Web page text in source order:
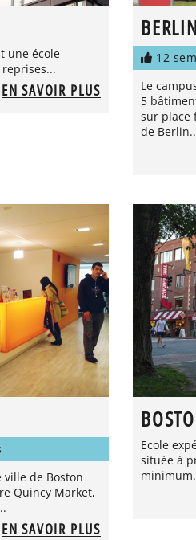
une école
EN SAVOIR PLUS
12
Le
5
sur place
de
ville de Boston
Quincy Market,
EN SAVOIR PLUS
Ecole
située à